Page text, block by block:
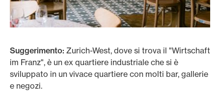
Suggerimento: Zurich-West, dove si trova il "Wirtschaft
im Franz", è un ex quartiere industriale che si è
sviluppato in un vivace quartiere con molti bar, gallerie
e negozi.